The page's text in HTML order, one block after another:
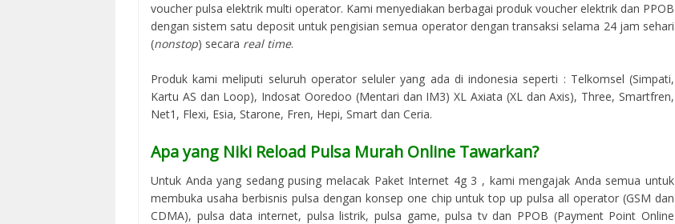
voucher pulsa elektrik multi operator. Kami menyediakan berbagai produk voucher elektrik dan PPOB
dengan sistem satu deposit untuk pengisian semua operator dengan transaksi selama 24 jam sehari
(nonstop) secara real time.
Produk kami meliputi seluruh operator seluler yang ada di indonesia seperti : Telkomsel (Simpati,
Kartu AS dan Loop), Indosat Ooredoo (Mentari dan IM3) XL Axiata (XL dan Axis), Three, Smartfren,
Net1, Flexi, Esia, Starone, Fren, Hepi, Smart dan Ceria.
Apa yang Niki Reload Pulsa Murah Online Tawarkan?
Untuk Anda yang sedang pusing melacak Paket Internet 4g 3 , kami mengajak Anda semua untuk
membuka usaha berbisnis pulsa dengan konsep one chip untuk top up pulsa all operator (GSM dan
CDMA), pulsa data internet, pulsa listrik, pulsa game, pulsa tv dan PPOB (Payment Point Online